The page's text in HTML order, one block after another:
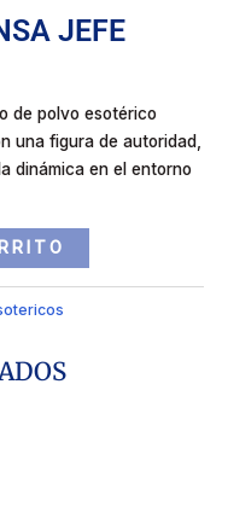
JEFE
de polvo esotérico
una figura de autoridad,
dinámica en el entorno